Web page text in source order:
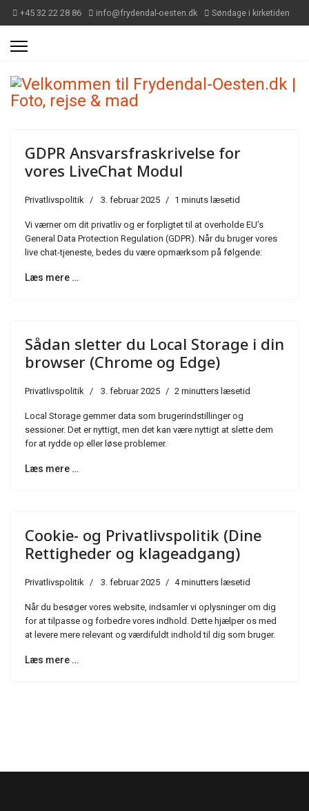
+45 32 22 28 86 info@frydendal-oesten.dk Søndage i kirketiden
GDPR Ansvarsfraskrivelse for
vores LiveChat Modul
Privatlivspolitik 3. februar 2025 1 minuts læsetid
Vi værner om dit privatliv og er forpligtet til at overholde EU’s
General Data Protection Regulation (GDPR). Når du bruger vores
live chat-tjeneste, bedes du være opmærksom på følgende:
Læs mere …
Sådan sletter du Local Storage i din
browser (Chrome og Edge)
Privatlivspolitik 3. februar 2025 2 minutters læsetid
Local Storage gemmer data som brugerindstillinger og
sessioner. Det er nyttigt, men det kan være nyttigt at slette dem
for at rydde op eller løse problemer.
Læs mere …
Cookie- og Privatlivspolitik (Dine
Rettigheder og klageadgang)
Privatlivspolitik 3. februar 2025 4 minutters læsetid
Når du besøger vores website, indsamler vi oplysninger om dig
for at tilpasse og forbedre vores indhold. Dette hjælper os med
at levere mere relevant og værdifuldt indhold til dig som bruger.
Læs mere …